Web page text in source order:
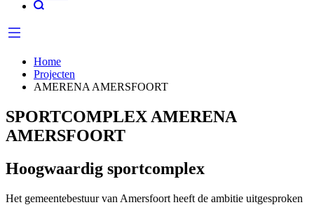
Home
Projecten
AMERENA AMERSFOORT
SPORTCOMPLEX AMERENA
AMERSFOORT
Hoogwaardig sportcomplex
Het gemeentebestuur van Amersfoort heeft de ambitie uitgesproken